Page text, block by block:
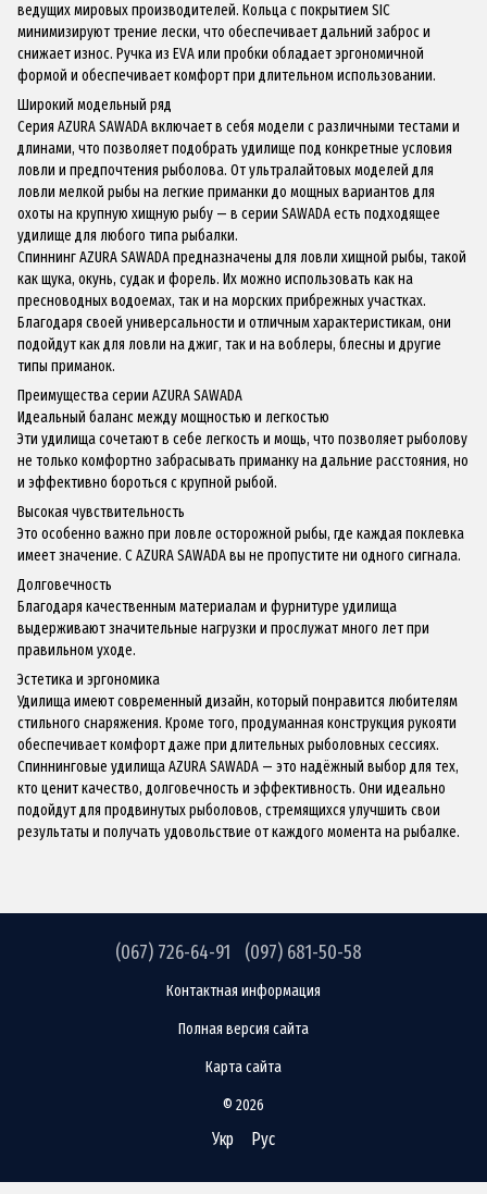
ведущих мировых производителей. Кольца с покрытием SIC
минимизируют трение лески, что обеспечивает дальний заброс и
снижает износ. Ручка из EVA или пробки обладает эргономичной
формой и обеспечивает комфорт при длительном использовании.
Широкий модельный ряд
Серия AZURA SAWADA включает в себя модели с различными тестами и
длинами, что позволяет подобрать удилище под конкретные условия
ловли и предпочтения рыболова. От ультралайтовых моделей для
ловли мелкой рыбы на легкие приманки до мощных вариантов для
охоты на крупную хищную рыбу — в серии SAWADA есть подходящее
удилище для любого типа рыбалки.
Спиннинг AZURA SAWADA предназначены для ловли хищной рыбы, такой
как щука, окунь, судак и форель. Их можно использовать как на
пресноводных водоемах, так и на морских прибрежных участках.
Благодаря своей универсальности и отличным характеристикам, они
подойдут как для ловли на джиг, так и на воблеры, блесны и другие
типы приманок.
Преимущества серии AZURA SAWADA
Идеальный баланс между мощностью и легкостью
Эти удилища сочетают в себе легкость и мощь, что позволяет рыболову
не только комфортно забрасывать приманку на дальние расстояния, но
и эффективно бороться с крупной рыбой.
Высокая чувствительность
Это особенно важно при ловле осторожной рыбы, где каждая поклевка
имеет значение. С AZURA SAWADA вы не пропустите ни одного сигнала.
Долговечность
Благодаря качественным материалам и фурнитуре удилища
выдерживают значительные нагрузки и прослужат много лет при
правильном уходе.
Эстетика и эргономика
Удилища имеют современный дизайн, который понравится любителям
стильного снаряжения. Кроме того, продуманная конструкция рукояти
обеспечивает комфорт даже при длительных рыболовных сессиях.
Спиннинговые удилища AZURA SAWADA — это надёжный выбор для тех,
кто ценит качество, долговечность и эффективность. Они идеально
подойдут для продвинутых рыболовов, стремящихся улучшить свои
результаты и получать удовольствие от каждого момента на рыбалке.
(067) 726-64-91 (097) 681-50-58
Контактная информация
Полная версия сайта
Карта сайта
© 2026
Укр Рус